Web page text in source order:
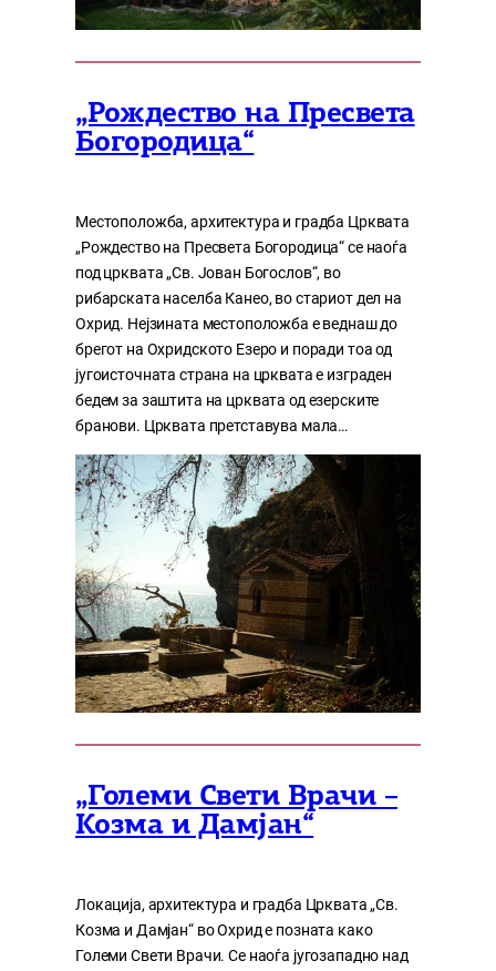
„Рождество на Пресвета
Богородица“
Местоположба, архитектура и градба Црквата
„Рождество на Пресвета Богородица“ се наоѓа
под црквата „Св. Јован Богослов“, во
рибарската населба Канео, во стариот дел на
Охрид. Нејзината местоположба е веднаш до
брегот на Охридското Езеро и поради тоа од
југоисточната страна на црквата е изграден
бедем за заштита на црквата од езерските
бранови. Црквата претставува мала…
„Големи Свети Врачи –
Козма и Дамјан“
Локација, архитектура и градба Црквата „Св.
Козма и Дамјан“ во Охрид е позната како
Големи Свети Врачи. Се наоѓа југозападно над